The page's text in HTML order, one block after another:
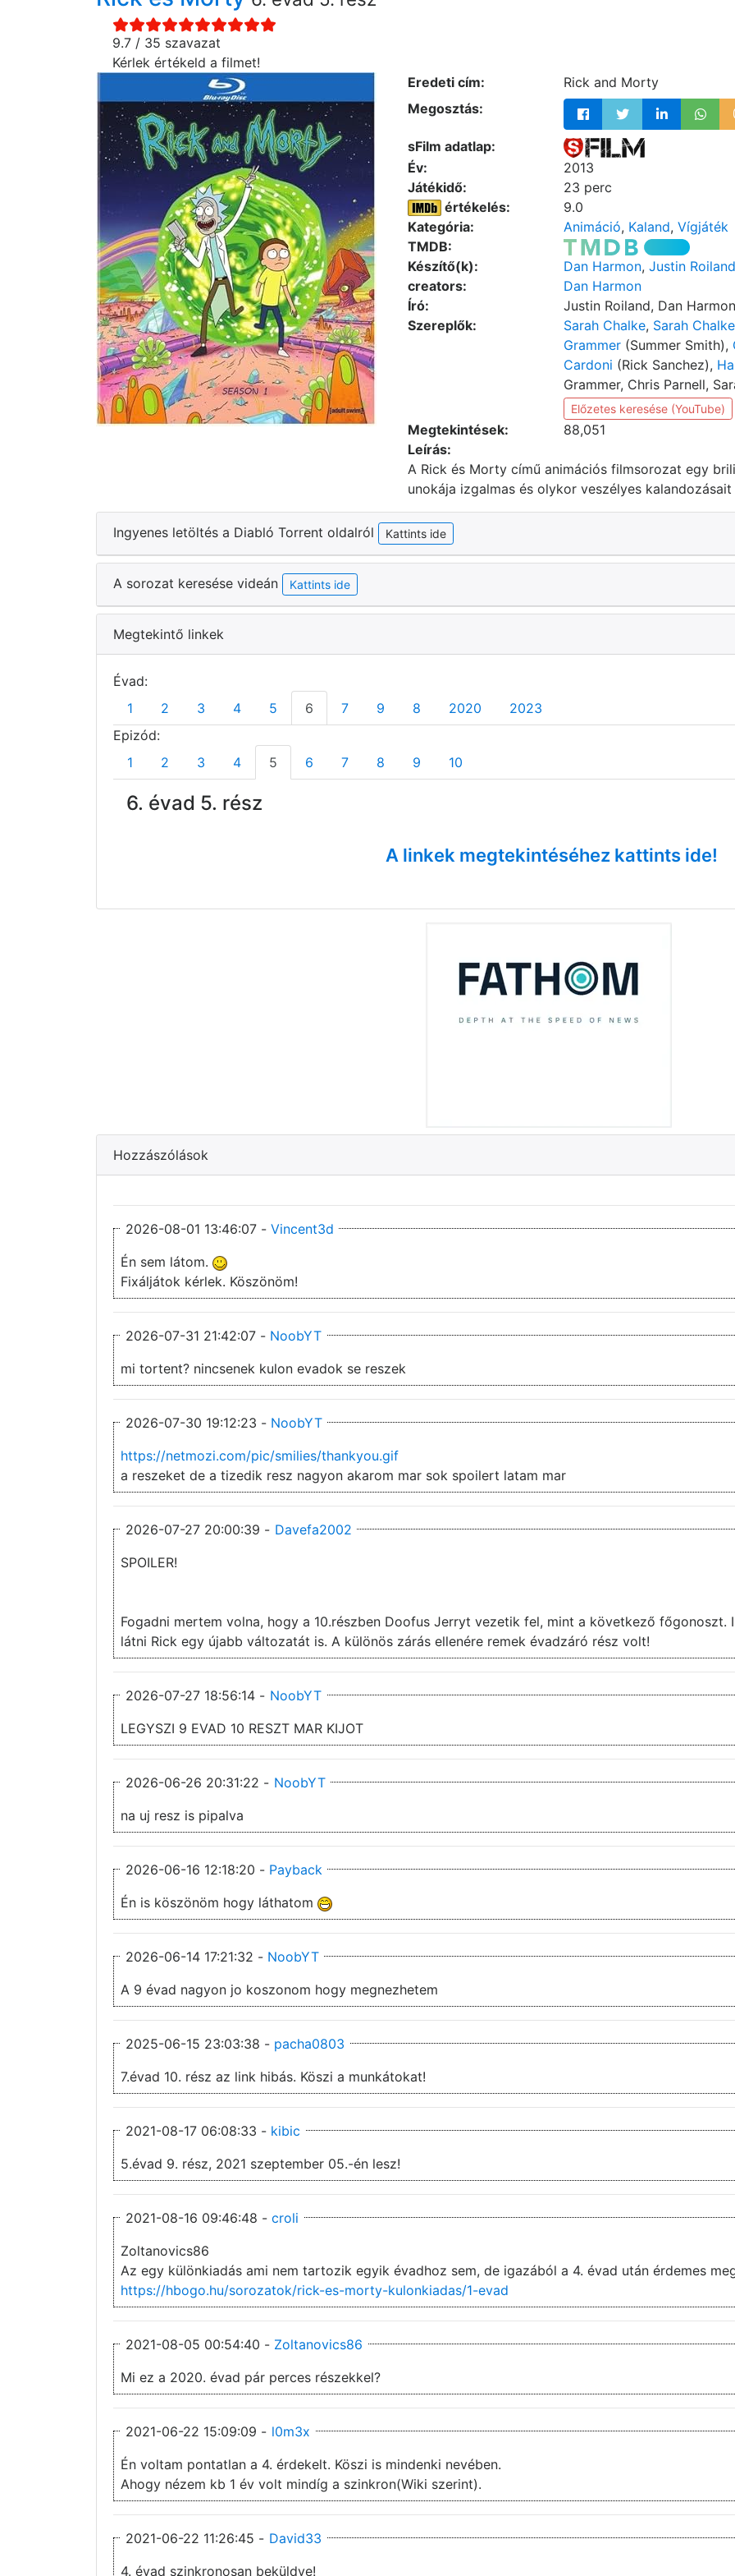
9.7 / 35 szavazat
Kérlek értékeld a filmet!
Eredeti cím:
Rick and Morty
Megosztás:
sFilm adatlap:
Év:
2013
Játékidő:
23 perc
értékelés:
9.0
Kategória:
Animáció, Kaland, Vígjáték
TMDB:
Készítő(k):
Dan Harmon, Justin Roiland
creators:
Dan Harmon
Író:
Justin Roiland, Dan Harmon
Szereplők:
Sarah Chalke, Sarah Chalke
Grammer (Summer Smith),
Cardoni (Rick Sanchez),
Grammer, Chris Parnell,
Előzetes keresése (YouTube)
Megtekintések:
88,051
Leírás:
A Rick és Morty című animációs filmsorozat egy
unokája izgalmas és olykor veszélyes kalandozásait
Ingyenes letöltés a Diabló Torrent oldalról Kattints ide
A sorozat keresése videán Kattints ide
Megtekintő linkek
Évad:
1
2 3 4 5 6 7 9 8 2020
2023
Epizód:
1
2 3 4 5 6 7 8 9 10
6. évad 5. rész
A linkek megtekintéséhez kattints ide!
Hozzászólások
2026-08-01 13:46:07 - Vincent3d
Én sem látom.
Fixáljátok kérlek. Köszönöm!
2026-07-31 21:42:07 - NoobYT
mi tortent? nincsenek kulon evadok se reszek
2026-07-30 19:12:23 - NoobYT
https://netmozi.com/pic/smilies/thankyou.gif
a reszeket de a tizedik resz nagyon akarom mar sok spoilert latam mar
2026-07-27 20:00:39 - Davefa2002
SPOILER!
Fogadni mertem volna, hogy a 10.részben Doofus Jerryt vezetik fel, mint a következő
látni Rick egy újabb változatát is. A különös zárás ellenére remek évadzáró rész volt!
2026-07-27 18:56:14 - NoobYT
LEGYSZI 9 EVAD 10 RESZT MAR KIJOT
2026-06-26 20:31:22 - NoobYT
na uj resz is pipalva
2026-06-16 12:18:20 - Payback
Én is köszönöm hogy láthatom
2026-06-14 17:21:32 - NoobYT
A 9 évad nagyon jo koszonom hogy megnezhetem
2025-06-15 23:03:38 - pacha0803
7.évad 10. rész az link hibás. Köszi a munkátokat!
2021-08-17 06:08:33 - kibic
5.évad 9. rész, 2021 szeptember 05.-én lesz!
2021-08-16 09:46:48 - croli
Zoltanovics86
Az egy különkiadás ami nem tartozik egyik évadhoz sem, de igazából a 4. évad után érdemes
https://hbogo.hu/sorozatok/rick-es-morty-kulonkiadas/1-evad
2021-08-05 00:54:40 - Zoltanovics86
Mi ez a 2020. évad pár perces részekkel?
2021-06-22 15:09:09 - l0m3x
Én voltam pontatlan a 4. érdekelt. Köszi is mindenki nevében.
Ahogy nézem kb 1 év volt mindíg a szinkron(Wiki szerint).
2021-06-22 11:26:45 - David33
4. évad szinkronosan beküldve!